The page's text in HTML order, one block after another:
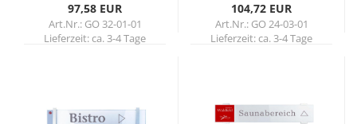
97,58 EUR
Art.Nr.: GO 32-01-01
Lieferzeit:ca. 3-4 Tage
104,72 EUR
Art.Nr.: GO 24-03-01
Lieferzeit:ca. 3-4 Tage